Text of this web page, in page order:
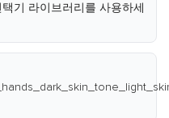
기 라이브러리를 사용하세